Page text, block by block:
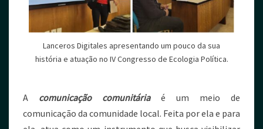
Lanceros Digitales apresentando um pouco da sua
história e atuação no IV Congresso de Ecologia Política.
A comunicação comunitáriaé um meio de
comunicação da comunidade local. Feita por ela e para